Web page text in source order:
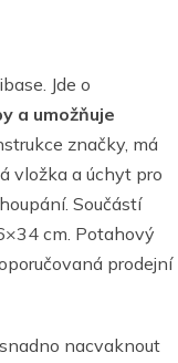
Jde o
a umožňuje
značky, má
vložka a úchyt pro
Součástí
cm. Potahový
prodejní
nacvaknout